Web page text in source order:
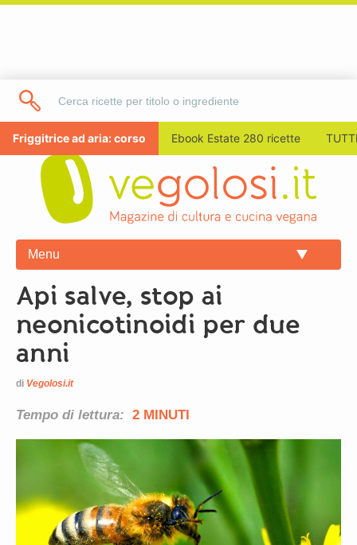
Friggitrice ad aria: corso Ebook Estate 280 ricette
Menu
Api salve, stop ai
neonicotinoidi per due
anni
di Vegolosi.it
Tempo di lettura: 2 MINUTI